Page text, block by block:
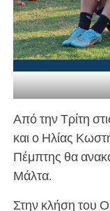
Από την Τρίτη
και ο Ηλίας
Πέμπτης θα
Μάλτα.
Στην κλήση του